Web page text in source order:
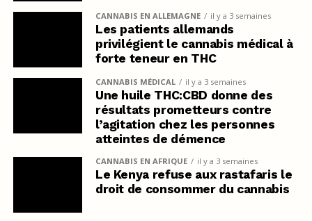
CANNABIS EN ALLEMAGNE il y a 3 semaines
Les patients allemands
privilégient le cannabis médical à
forte teneur en THC
CANNABIS MÉDICAL il y a 3 semaines
Une huile THC:CBD donne des
résultats prometteurs contre
l’agitation chez les personnes
atteintes de démence
CANNABIS EN AFRIQUE il y a 3 semaines
Le Kenya refuse aux rastafaris le
droit de consommer du cannabis